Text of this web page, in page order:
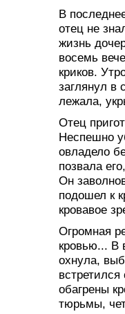
В
отец не
жизнь
восемь
криков.
заглянул в
лежала,
Отец
Неспешно
овладело
позвала
Он
подошел к
кровавое
Огромная
кровью... В
охнула,
обагрены
тюрьмы,